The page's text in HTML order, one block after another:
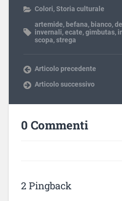
Colori,Storia culturale
artemide, befana, bianco,
invernali,ecate,gimbutas,
scopa,strega
Articolo precedente
Articolo successivo
0 Commenti
2 Pingback